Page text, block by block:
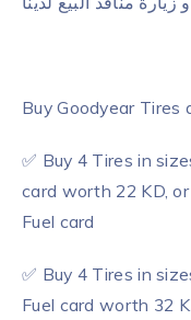
Buy Goodyear Tires
✅ Buy 4 Tires in
card worth 22 KD,
Fuel card
✅ Buy 4 Tires in
Fuel card worth 32